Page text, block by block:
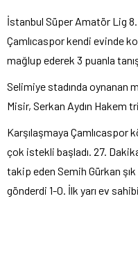
İstanbul Süper Amatör Lig
Çamlıcaspor kendi evinde
mağlup ederek 3 puanla
Selimiye stadında oynanan
Misir, Serkan Aydın Hakem
Karşılaşmaya
çok istekli başladı. 27.
takip eden Semih Gürkan
gönderdi 1-0. İlk yarı ev